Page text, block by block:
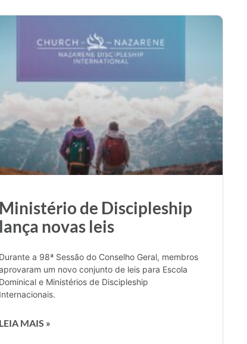
Ministério de Discipleship
lança novas leis
Durante a 98ª Sessão do Conselho Geral, membros
um novo conjunto de leis para Escola
Dominical e Ministérios de Discipleship
Internacionais.
LEIA MAIS »